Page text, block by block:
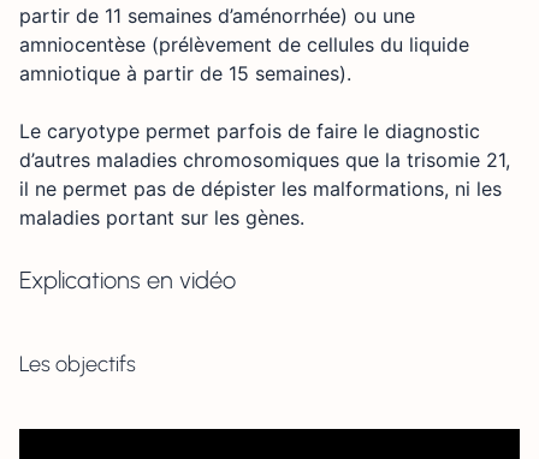
partir de 11 semaines d’aménorrhée) ou une
amniocentèse (prélèvement de cellules du liquide
amniotique à partir de 15 semaines).
Le caryotype permet parfois de faire le diagnostic
d’autres maladies chromosomiques que la trisomie 21,
il ne permet pas de dépister les malformations, ni les
maladies portant sur les gènes.
Explications en vidéo
Les objectifs